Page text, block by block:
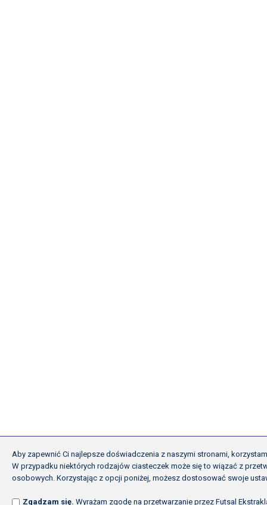
Aby zapewnić Ci najlepsze doświadczenia z naszymi stronami,
W przypadku niektórych rodzajów ciasteczek może się to wiązać z
osobowych. Korzystając z opcji poniżej, możesz dostosować swoje
Zgadzam się. Wyrażam zgodę na przetwarzanie przez Futsal